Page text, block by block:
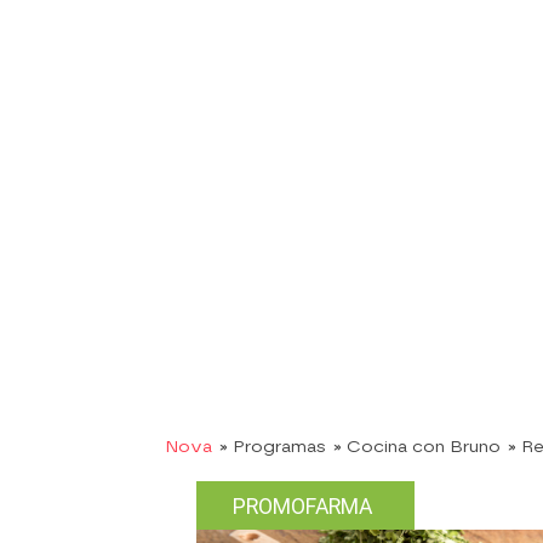
Nova » Programas » Cocina con Bruno »
PROMOFARMA